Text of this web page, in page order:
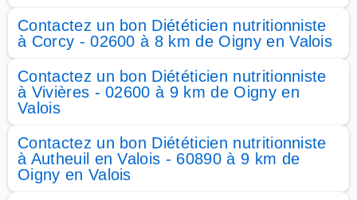
Contactez un bon Diététicien nutritionniste
à Corcy - 02600 à 8 km de Oigny en Valois
Contactez un bon Diététicien nutritionniste
à Vivières - 02600 à 9 km de Oigny en
Valois
Contactez un bon Diététicien nutritionniste
à Autheuil en Valois - 60890 à 9 km de
Oigny en Valois